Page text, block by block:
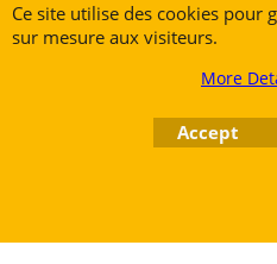
Au capital de 5000€
To create
Ce site utilise des cookies pour
sur mesure aux visiteurs.
More
Accept